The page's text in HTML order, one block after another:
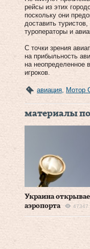
рейсы из этих
поскольку они
доставить
туроператоры и
С точки зрения
на прибыльность
на неопределенное
игроков.
авиация, Мотор
материалы
Украина
аэропорта
47347